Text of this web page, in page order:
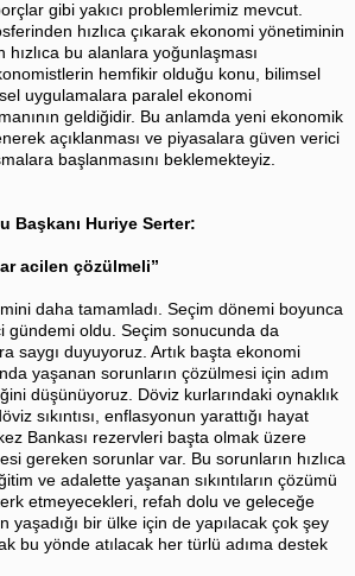
gibi yakıcı problemlerimiz mevcut.
hızlıca çıkarak ekonomi yönetiminin
hızlıca bu alanlara yoğunlaşması
hemfikir olduğu konu, bilimsel
uygulamalara paralel ekonomi
geldiğidir. Bu anlamda yeni ekonomik
açıklanması ve piyasalara güven verici
başlanmasını beklemekteyiz.
Başkanı Huriye Serter:
acilen çözülmeli”
daha tamamladı. Seçim dönemi boyunca
gündemi oldu. Seçim sonucunda da
saygı duyuyoruz. Artık başta ekonomi
yaşanan sorunların çözülmesi için adım
düşünüyoruz. Döviz kurlarındaki oynaklık
sıkıntısı, enflasyonun yarattığı hayat
Bankası rezervleri başta olmak üzere
gereken sorunlar var. Bu sorunların hızlıca
ve adalette yaşanan sıkıntıların çözümü
etmeyecekleri, refah dolu ve geleceğe
yaşadığı bir ülke için de yapılacak çok şey
bu yönde atılacak her türlü adıma destek